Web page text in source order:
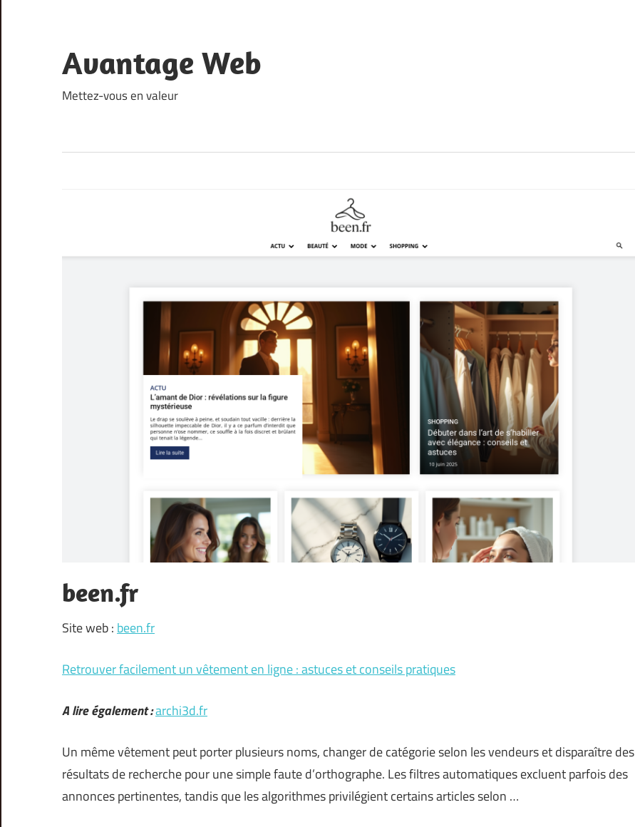
content
Avantage Web
Mettez-vous en valeur
been.fr
Site web : been.fr
Retrouver facilement un vêtement en ligne : astuces et conseils pratiques
A lire également :archi3d.fr
Un même vêtement peut porter plusieurs noms, changer de catégorie selon les vendeurs et disparaître des
résultats de recherche pour une simple faute d’orthographe. Les filtres automatiques excluent parfois des
annonces pertinentes, tandis que les algorithmes privilégient certains articles selon …